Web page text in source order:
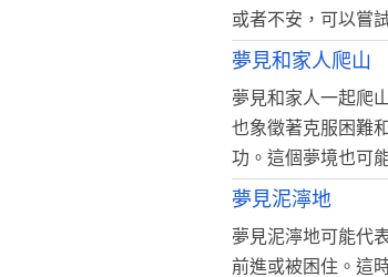
或者不安，可以嘗
夢見和家人爬山
夢見和家人一起爬
也象徵著克服困難
功。這個夢境也可
夢見泥濘地
夢見泥濘地可能代
前進或被困住。這